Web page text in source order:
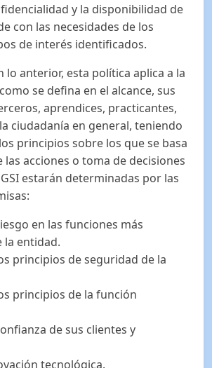
y la disponibilidad de
con las necesidades de los
de interés identificados.
lo anterior, esta política aplica a la
se defina en el alcance, sus
aprendices, practicantes,
ciudadanía en general, teniendo
principios sobre los que se basa
las acciones o toma de decisiones
estarán determinadas por las
en las funciones más
la entidad.
principios de seguridad de la
principios de la función
de sus clientes y
tecnológica.